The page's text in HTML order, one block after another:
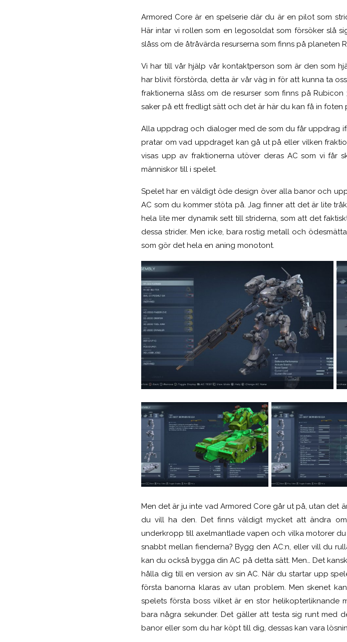
Armored Core är en spelserie där du är en pilot som
Här intar vi rollen som en legosoldat som försöker slå
slåss om de åtråvärda resurserna som finns på planeten
Vi har till vår hjälp vår kontaktperson som är den som
har blivit förstörda, detta är vår väg in för att kunna ta
fraktionerna slåss om de resurser som finns på
saker på ett fredligt sätt och det är här du kan få in foten
Alla uppdrag och dialoger med de som du får uppdrag
pratar om vad uppdraget kan gå ut på eller vilken
visas upp av fraktionerna utöver deras AC som vi får
människor till i spelet.
Spelet har en väldigt öde design över alla banor och
AC som du kommer stöta på. Jag finner att det är lite
hela lite mer dynamik sett till striderna, som att det
dessa strider. Men icke, bara rostig metall och
som gör det hela en aning monotont.
Men det är ju inte vad Armored Core går ut på, utan det
du vill ha den. Det finns väldigt mycket att ändra
underkropp till axelmantlade vapen och vilka motorer
snabbt mellan fienderna? Bygg den AC:n, eller vill du
kan du också bygga din AC på detta sätt. Men… Det
hålla dig till en version av sin AC. När du startar upp
första banorna klaras av utan problem. Men skenet
spelets första boss vilket är en stor helikopterliknande
bara några sekunder. Det gäller att testa sig runt med
banor eller som du har köpt till dig, dessas kan vara